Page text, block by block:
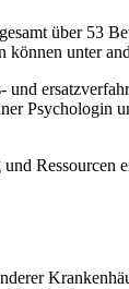
über 53
können unter